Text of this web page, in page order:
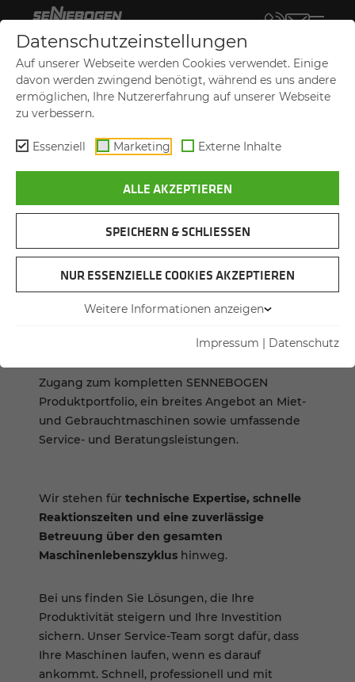
DAS TEAM DER SENNEBOGEN
VERTRIEBS­GE­SELL­SCHAFT
WIR SIND FÜR SIE DA!
DieSENNEBOGEN Vertriebsgesellschaft (SVG)
SENNEBOGEN Gruppe für Niederbayern,
kompetentes Bindeglied zwischen Hersteller
Zugang zum kompletten SENNEBOGEN
Produktportfolio, ein breites Angebot an Miet-
und Gebrauchtmaschinen sowie umfassende
Service- und Beratungsleistungen.
Wir stehen für technische Expertise, schnelle
Reaktionszeiten und eine zuverlässige
Betreuung über den gesamten
Maschinenlebenszyklus hinweg.
Bei uns finden Sie Lösungen, die Ihre
Produktivität steigern und Ihre Investition
sichern. Unser Service-Team sorgt dafür, dass
Ihre Maschinen laufen, wenn es darauf
ankommt. Schnell, professionell und mit
Datenschutzeinstellungen
Auf unserer Webseite werden Cookies verwendet. Einige
davon werden zwingend benötigt, während es uns andere
ermöglichen, Ihre Nutzererfahrung auf unserer Webseite
zu verbessern.
Essenziell Marketing Externe Inhalte
ALLE AKZEPTIEREN
SPEICHERN & SCHLIESSEN
NUR ESSENZIELLE COOKIES AKZEPTIEREN
Weitere Informationen anzeigen
Impressum | Datenschutz